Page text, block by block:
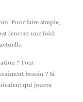
Pour faire simple,
(encore une fois)
? Tout
besoin ? Si
qui jouera